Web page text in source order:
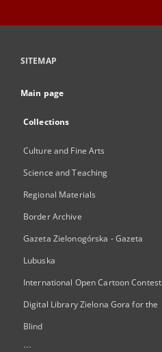
SITEMAP
Main page
Collections
Culture and Fine Arts
Science and Teaching
Regional Materials
Border Archive
Gazeta Zielonogórska - Gazeta
Lubuska
International Open Cartoon Contest
Digital Library Zielona Gora for the
Blind
...